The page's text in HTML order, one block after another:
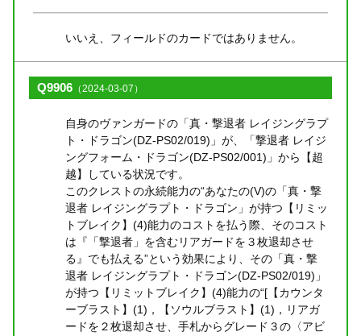
いいえ、フィールドのカードではありません。
Q9906 （2024-03-07）
自身のヴァンガードの「真・撃退者 レイジングラプ
ト・ドラゴン(DZ-PS02/019)」が、「撃退者 レイジ
ングフォーム・ドラゴン(DZ-PS02/001)」から【超
越】している状況です。
このクレストの永続能力の“あなたの(V)の「真・撃
退者 レイジングラプト・ドラゴン」が持つ【リミッ
トブレイク】(4)能力のコストを払う際、そのコスト
は『「撃退者」を含むリアガードを３枚退却させ
る』でも払える”という効果により、その「真・撃
退者 レイジングラプト・ドラゴン(DZ-PS02/019)」
が持つ【リミットブレイク】(4)能力の“[【カウンタ
ーブラスト】(1)，【ソウルブラスト】(1)，リアガ
ードを２枚退却させ、手札からグレード３の〈アビ